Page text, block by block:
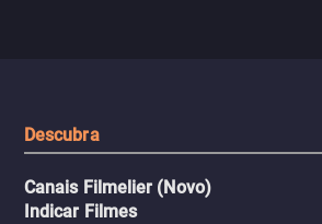
Descubra
Canais Filmelier (Novo)
Indicar Filmes